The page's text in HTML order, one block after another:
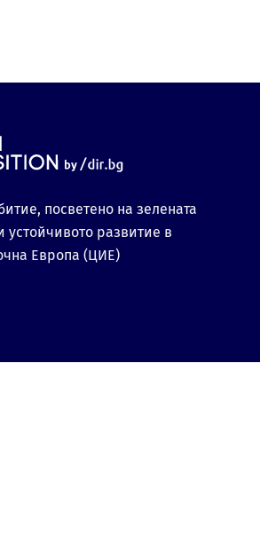
посветено на зелената
развитие в
Европа (ЦИЕ)